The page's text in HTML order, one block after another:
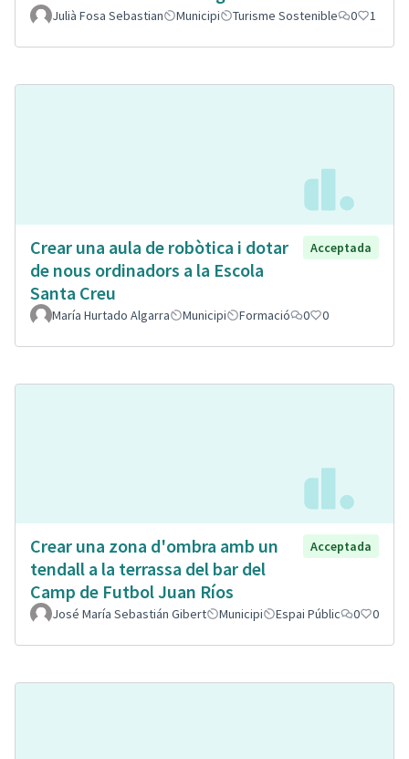
Julià Fosa Sebastian Municipi Turisme Sostenible 0 1
Crear una aula de robòtica i dotar
de nous ordinadors a la Escola
Santa Creu
Acceptada
María Hurtado Algarra Municipi Formació 0 0
Crear una zona d'ombra amb un
tendall a la terrassa del bar del
Camp de Futbol Juan Ríos
Acceptada
José María Sebastián Gibert Municipi Espai Públic 0 0